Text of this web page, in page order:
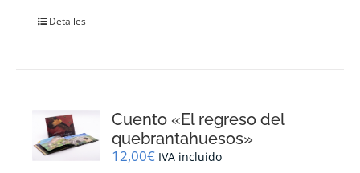
Detalles
Cuento «El regreso del
quebrantahuesos»
12,00€ IVA incluido